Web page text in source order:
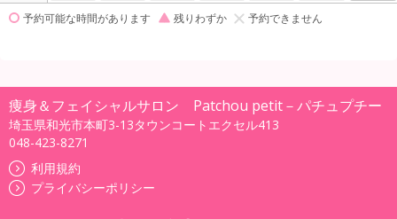
予約可能な時間があります 残りわずか 予約できません
痩身＆フェイシャルサロン Patchou petit－パチュプチー
埼玉県和光市本町3-13タウンコートエクセル413
048-423-8271
利用規約
プライバシーポリシー